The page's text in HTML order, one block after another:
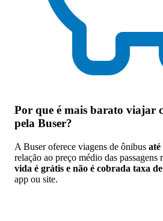
Por que é mais barato viajar
pela Buser?
A Buser oferece viagens de ônibus até
relação ao preço médio das passagens
vida é grátis e não é cobrada taxa
app ou site.